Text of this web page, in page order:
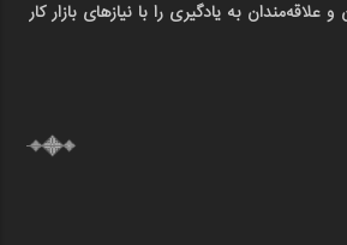
علاقه‌مندان به یادگیری را با نیازهای بازار کار